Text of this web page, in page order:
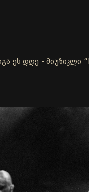
ეს დღე - მიუზიკლი